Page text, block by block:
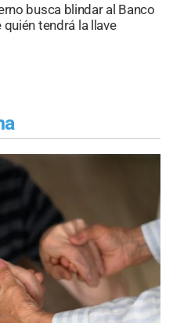
busca blindar al Banco
tendrá la llave